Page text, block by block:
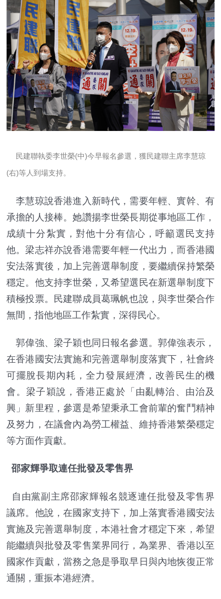
民建聯執委李世榮(中)今早報名參選，獲民建聯主席李慧琼
(右)等人到場支持。
李慧琼說香港進入新時代，需要年輕、實幹、有
承擔的人接棒。她讚揚李世榮長期從事地區工作，
成績十分紮實，對他十分有信心，呼籲選民支持
他。梁志祥亦說香港需要年輕一代出力，而香港國
安法落實後，加上完善選舉制度，要繼續保持繁榮
穩定。他支持李世榮，又希望選民在新選舉制度下
積極投票。民建聯成員葛珮帆也說，與李世榮合作
無間，指他地區工作紮實，深得民心。
郭偉強、梁子穎也同日報名參選。郭偉強表示，
在香港國安法實施和完善選舉制度落實下，社會終
可擺脫長期內耗，全力發展經濟，改善民生的機
會。梁子穎說，香港正處於「由亂轉治、由治及
興」新里程，參選是希望秉承工會前輩的奮鬥精神
及努力，在議會內為勞工權益、維持香港繁榮穩定
等方面作貢獻。
邵家輝爭取連任批發及零售界
自由黨副主席邵家輝報名競逐連任批發及零售界
議席。他說，在國家支持下，加上落實香港國安法
實施及完善選舉制度，本港社會才穩定下來，希望
能繼續與批發及零售業界同行，為業界、香港以至
國家作貢獻，當務之急是爭取早日與內地恢復正常
通關，重振本港經濟。